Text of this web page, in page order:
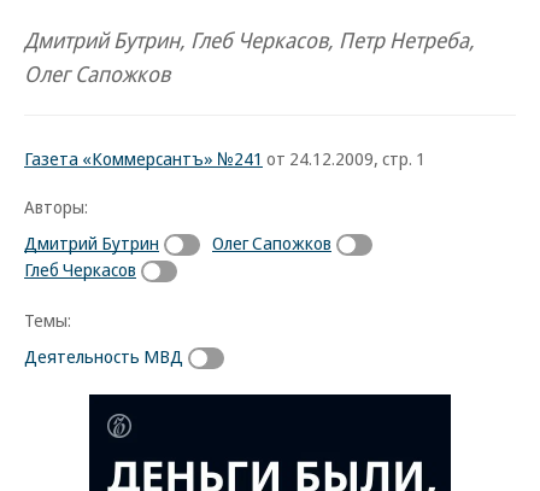
Дмитрий Бутрин, Глеб Черкасов, Петр Нетреба,
Олег Сапожков
Газета «Коммерсантъ» №241 от 24.12.2009, стр. 1
Авторы:
Дмитрий Бутрин
Олег Сапожков
Глеб Черкасов
Темы:
Деятельность МВД